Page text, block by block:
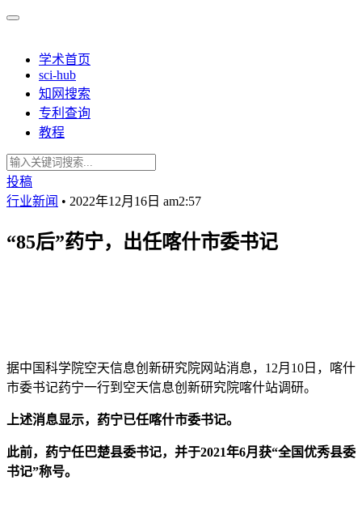
学术首页
sci-hub
知网搜索
专利查询
教程
投稿
行业新闻 • 2022年12月16日 am2:57
“85后”药宁，出任喀什市委书记
据中国科学院空天信息创新研究院网站消息，12月10日，喀什
市委书记药宁一行到空天信息创新研究院喀什站调研。
上述消息显示，药宁已任喀什市委书记。
此前，药宁任巴楚县委书记，并于2021年6月获“全国优秀县委
书记”称号。